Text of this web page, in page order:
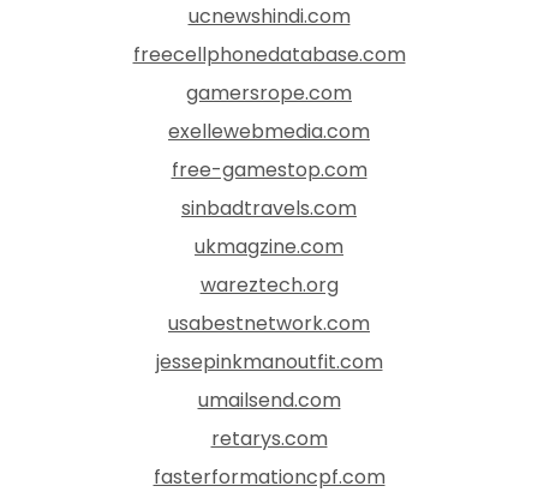
ucnewshindi.com
freecellphonedatabase.com
gamersrope.com
exellewebmedia.com
free-gamestop.com
sinbadtravels.com
ukmagzine.com
wareztech.org
usabestnetwork.com
jessepinkmanoutfit.com
umailsend.com
retarys.com
fasterformationcpf.com